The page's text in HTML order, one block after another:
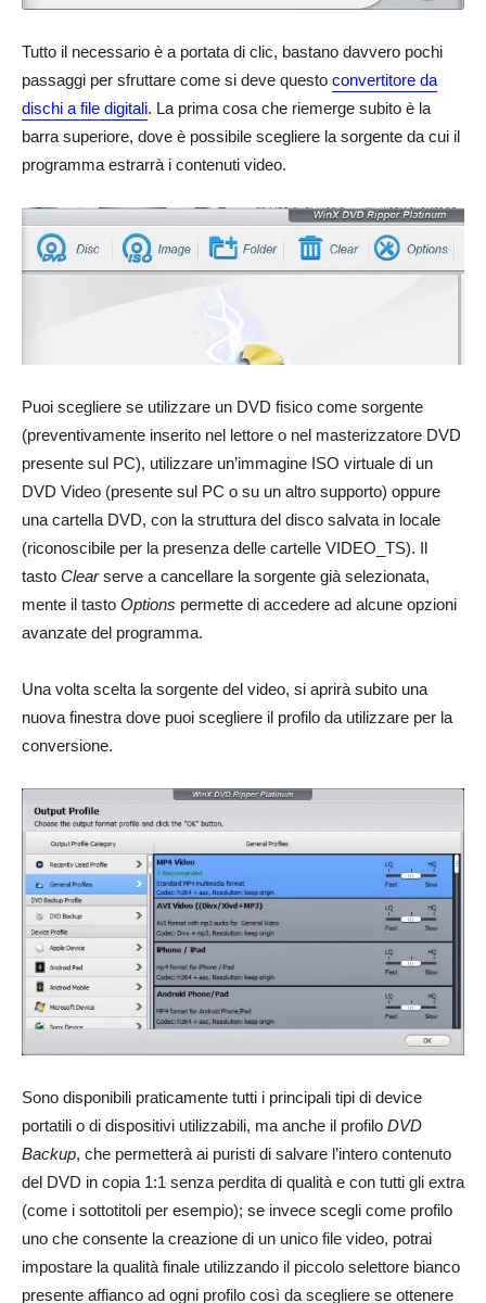
Tutto il necessario è a portata di clic, bastano davvero pochi
passaggi per sfruttare come si deve questo convertitore da
dischi a file digitali. La prima cosa che riemerge subito è la
barra superiore, dove è possibile scegliere la sorgente da cui il
programma estrarrà i contenuti video.
Puoi scegliere se utilizzare un DVD fisico come sorgente
(preventivamente inserito nel lettore o nel masterizzatore DVD
presente sul PC), utilizzare un’immagine ISO virtuale di un
DVD Video (presente sul PC o su un altro supporto) oppure
una cartella DVD, con la struttura del disco salvata in locale
(riconoscibile per la presenza delle cartelle VIDEO_TS). Il
tasto Clearserve a cancellare la sorgente già selezionata,
mente il tasto Options permette di accedere ad alcune opzioni
avanzate del programma.
Una volta scelta la sorgente del video, si aprirà subito una
nuova finestra dove puoi scegliere il profilo da utilizzare per la
conversione.
Sono disponibili praticamente tutti i principali tipi di device
portatili o di dispositivi utilizzabili, ma anche il profilo DVD
Backup, che permetterà ai puristi di salvare l’intero contenuto
del DVD in copia 1:1 senza perdita di qualità e con tutti gli extra
(come i sottotitoli per esempio); se invece scegli come profilo
uno che consente la creazione di un unico file video, potrai
impostare la qualità finale utilizzando il piccolo selettore bianco
presente affianco ad ogni profilo così da scegliere se ottenere